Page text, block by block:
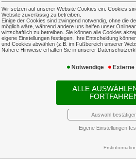
Wir setzen auf unserer Website Cookies ein. Cookies
Website zuverlässig zu betreiben.
Einige der Cookies sind zwingend notwendig, ohne die
möglich wäre, während andere uns helfen unser
wirtschaftlich zu betreiben. Sie können alle Cookies
eigene Einstellungen festlegen. Ihre Entscheidung
und Cookies abwählen (z.B. im Fußbereich unserer
Nähere Hinweise erhalten Sie in unserer
Notwendige Externe
ALLE
Auswahl
Eigene Einstellungen
Erstinformation